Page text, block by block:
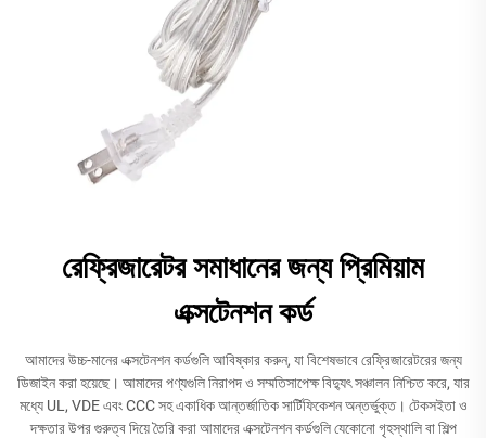
রেফ্রিজারেটর সমাধানের জন্য প্রিমিয়াম
এক্সটেনশন কর্ড
আমাদের উচ্চ-মানের এক্সটেনশন কর্ডগুলি আবিষ্কার করুন, যা বিশেষভাবে রেফ্রিজারেটরের জন্য
ডিজাইন করা হয়েছে। আমাদের পণ্যগুলি নিরাপদ ও সম্মতিসাপেক্ষ বিদ্যুৎ সঞ্চালন নিশ্চিত করে, যার
মধ্যে UL, VDE এবং CCC সহ একাধিক আন্তর্জাতিক সার্টিফিকেশন অন্তর্ভুক্ত। টেকসইতা ও
দক্ষতার উপর গুরুত্ব দিয়ে তৈরি করা আমাদের এক্সটেনশন কর্ডগুলি যেকোনো গৃহস্থালি বা শিল্প